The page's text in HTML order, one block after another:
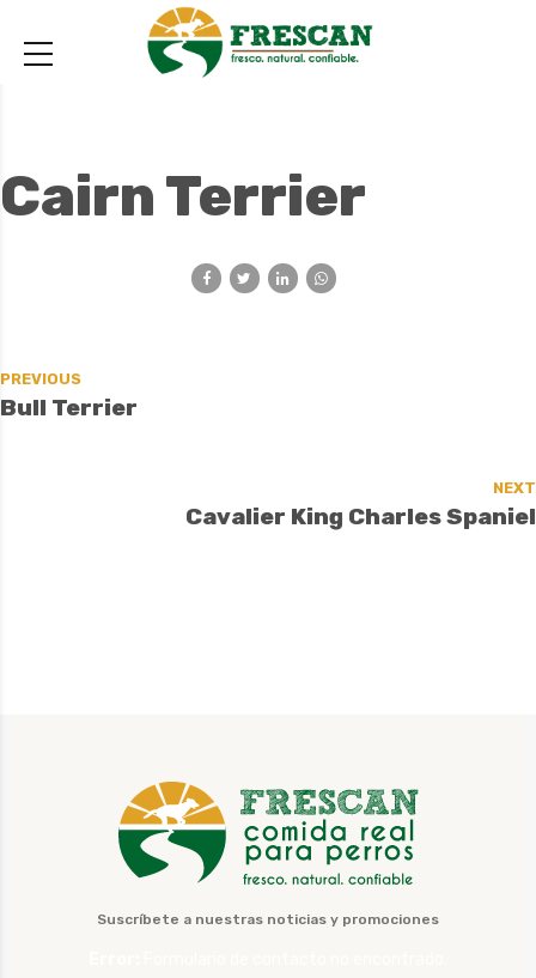
Cairn Terrier
PREVIOUS
Bull Terrier
NEXT
Cavalier King Charles Spaniel
Suscríbete a nuestras noticias y promociones